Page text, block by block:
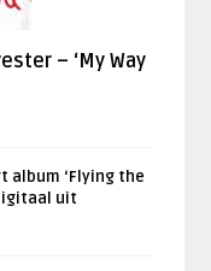
– ‘My Way
album ‘Flying the
uit